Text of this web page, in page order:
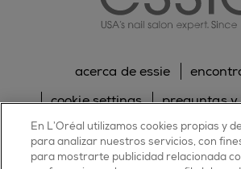
acerca de essie
cookie settings
preguntas y
sitemap
contacta con
política de cookies
política
En L’Oréal utilizamos cookies propias y
para analizar nuestros servicios, con
para mostrarte publicidad relacionada